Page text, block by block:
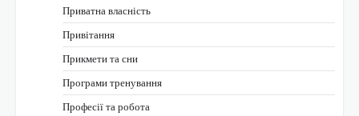
Приватна власність
Привітання
Прикмети та сни
Програми тренування
Професії та робота